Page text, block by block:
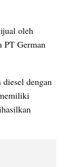
oleh
PT German
dengan